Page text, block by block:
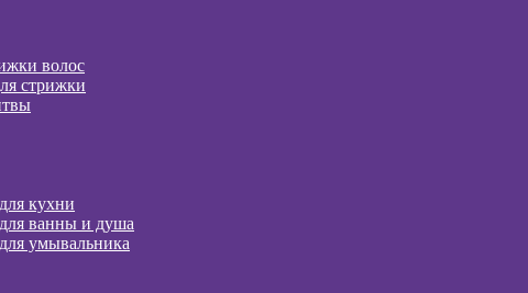
волос
стрижки
кухни
ванны и душа
умывальника